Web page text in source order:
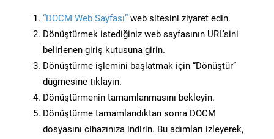
“DOCM Web Sayfası” web sitesini ziyaret edin.
Dönüştürmek istediğiniz web sayfasının URL’sini
belirlenen giriş kutusuna girin.
Dönüştürme işlemini başlatmak için “Dönüştür”
düğmesine tıklayın.
Dönüştürmenin tamamlanmasını bekleyin.
Dönüştürme tamamlandıktan sonra DOCM
dosyasını cihazınıza indirin. Bu adımları izleyerek,